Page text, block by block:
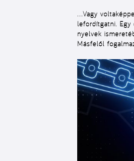
…Vagy
lefordítgatni. Egy
nyelvek
Másfelől